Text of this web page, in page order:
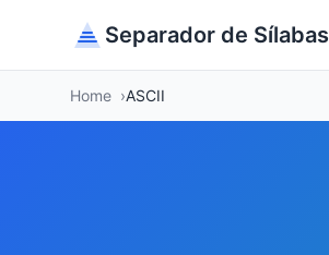
Separador de Sílabas
Home ASCII